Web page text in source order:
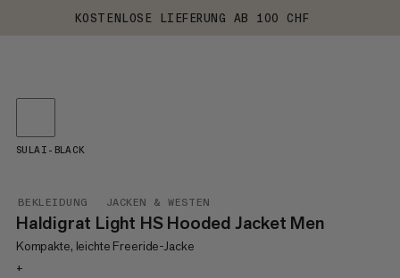
KOSTENLOSE LIEFERUNG AB 100 CHF
BEKLEIDUNG JACKEN & WESTEN
Haldigrat Light HS Hooded Jacket Men
Kompakte, leichte Freeride-Jacke
+
SULAI-BLACK